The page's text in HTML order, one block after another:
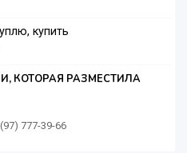
купить
КОТОРАЯ РАЗМЕСТИЛА
777-39-66